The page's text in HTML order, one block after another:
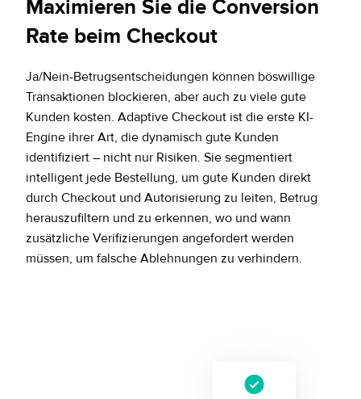
Maximieren Sie die Conversion
Rate beim Checkout
Ja/Nein-Betrugsentscheidungen können böswillige
Transaktionen blockieren, aber auch zu viele gute
Kunden kosten. Adaptive Checkout ist die erste KI-
Engine ihrer Art, die dynamisch gute Kunden
identifiziert – nicht nur Risiken. Sie segmentiert
intelligent jede Bestellung, um gute Kunden direkt
durch Checkout und Autorisierung zu leiten, Betrug
herauszufiltern und zu erkennen, wo und wann
zusätzliche Verifizierungen angefordert werden
müssen, um falsche Ablehnungen zu verhindern.